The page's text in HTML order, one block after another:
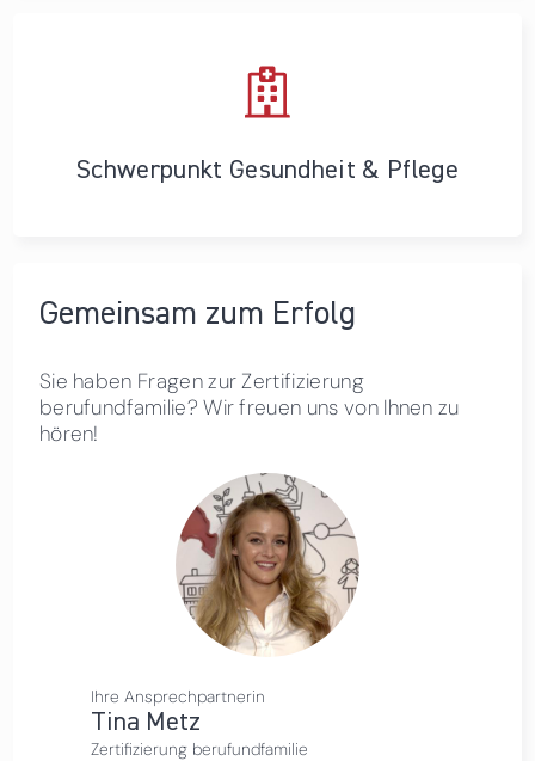
Schwerpunkt Gesundheit & Pflege
Gemeinsam zum Erfolg
Sie haben Fragen zur Zertifizierung
berufundfamilie? Wir freuen uns von Ihnen zu
hören!
Ihre Ansprechpartnerin
Tina Metz
Zertifizierung berufundfamilie